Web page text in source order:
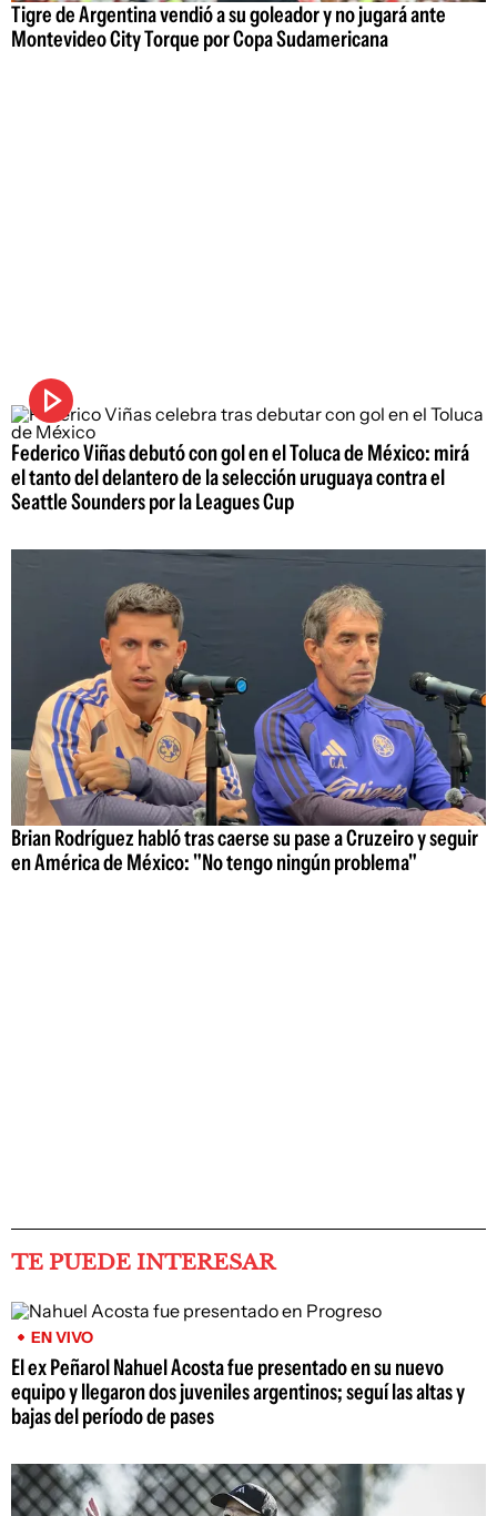
Tigre de Argentina vendió a su goleador y no jugará ante
Montevideo City Torque por Copa Sudamericana
Federico Viñas debutó con gol en el Toluca de México: mirá
el tanto del delantero de la selección uruguaya contra el
Seattle Sounders por la Leagues Cup
Brian Rodríguez habló tras caerse su pase a Cruzeiro y seguir
en América de México: "No tengo ningún problema"
TE PUEDE INTERESAR
EN VIVO
El ex Peñarol Nahuel Acosta fue presentado en su nuevo
equipo y llegaron dos juveniles argentinos; seguí las altas y
bajas del período de pases